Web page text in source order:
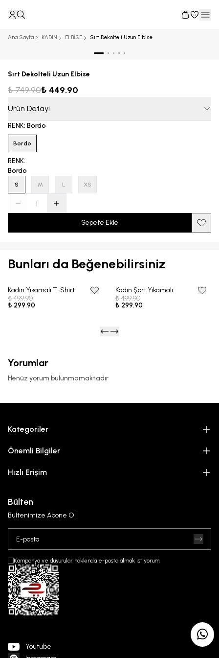
0
Ana Sayfa KADIN ELBİSE Sırt Dekolteli Uzun Elbise
Sırt Dekolteli Uzun Elbise
₺ 749.90₺ 449.90
Ürün Detayı
RENK: Bordo
Bordo
RENK:
Bordo
S M L XS
Sepete Ekle
Bunları da Beğenebilirsiniz
40% OFF
Kadın Yıkamalı T-Shirt
₺ 499.90
₺ 299.90
40% OFF
Kadın Şort Yıkamalı
₺ 499.90
₺ 299.90
Yorumlar
Henüz yorum bulunmamaktadır
Kategoriler
Önemli Bilgiler
Hızlı Erişim
Bülten
Bültenimize Abone Ol
Kampanya ve duyurular hakkında e-posta almak istiyorum.
Youtube